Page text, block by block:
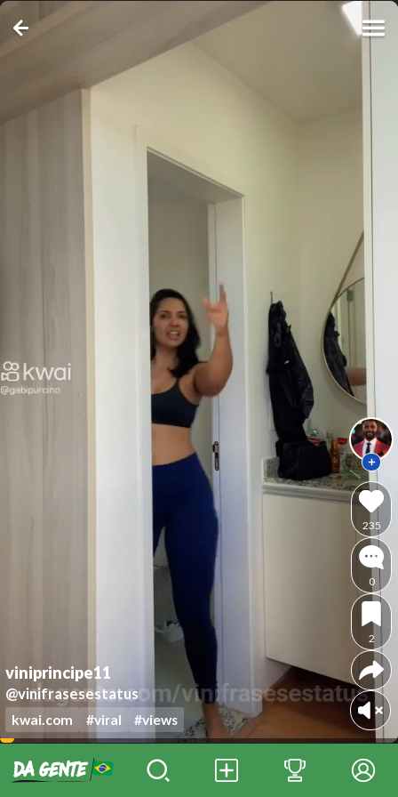
viniprincipe11
@vinifrasesestatus
kwai.com #viral #views
235
0
2